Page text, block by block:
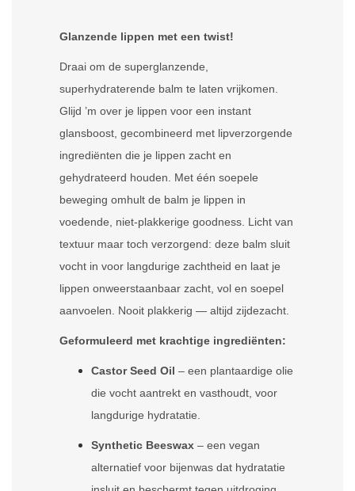
Glanzende lippen met een twist!
Draai om de superglanzende,
superhydraterende balm te laten vrijkomen.
Glijd ’m over je lippen voor een instant
glansboost, gecombineerd met lipverzorgende
ingrediënten die je lippen zacht en
gehydrateerd houden. Met één soepele
beweging omhult de balm je lippen in
voedende, niet-plakkerige goodness. Licht van
textuur maar toch verzorgend: deze balm sluit
vocht in voor langdurige zachtheid en laat je
lippen onweerstaanbaar zacht, vol en soepel
aanvoelen. Nooit plakkerig — altijd zijdezacht.
Geformuleerd met krachtige ingrediënten:
Castor Seed Oil – een plantaardige olie
die vocht aantrekt en vasthoudt, voor
langdurige hydratatie.
Synthetic Beeswax – een vegan
alternatief voor bijenwas dat hydratatie